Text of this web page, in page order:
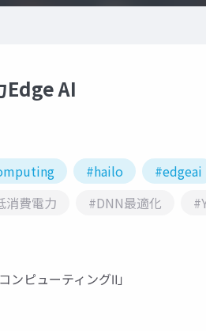
AI
#hailo #edgeai
消費電力 #DNN最適化
ピューティングⅡ」